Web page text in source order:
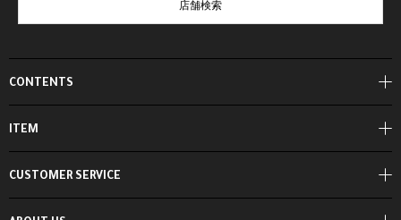
CONTENTS
ITEM
店舗検索
CUSTOMER SERVICE